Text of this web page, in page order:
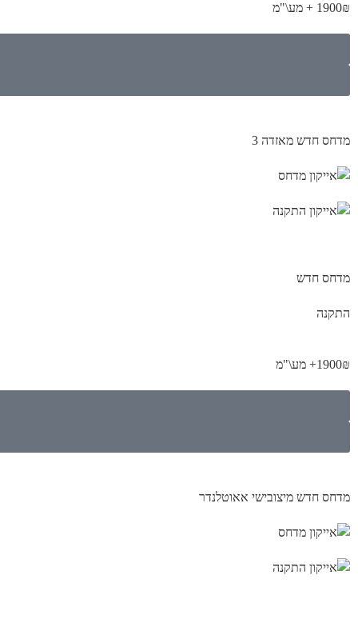
1900₪ + מע\"מ
מדחס חדש מאזדה 3
מדחס חדש
התקנה
1900₪+ מע\"מ
מדחס חדש מיצובישי אאוטלנדר